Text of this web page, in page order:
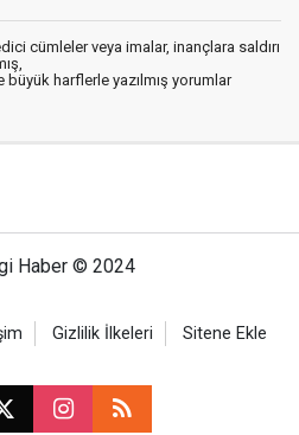
cümleler veya imalar, inançlara saldırı
büyük harflerle yazılmış yorumlar
Haber © 2024
Gizlilik İlkeleri Sitene Ekle